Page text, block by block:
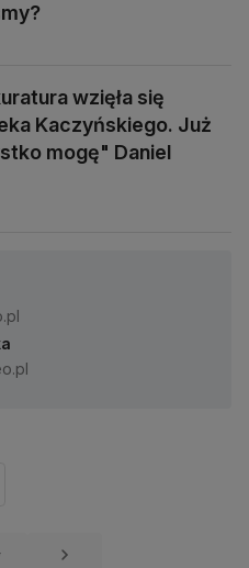
wzięła się
Kaczyńskiego. Już
mogę" Daniel